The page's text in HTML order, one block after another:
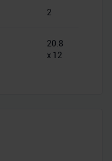
2
20.8
x 12